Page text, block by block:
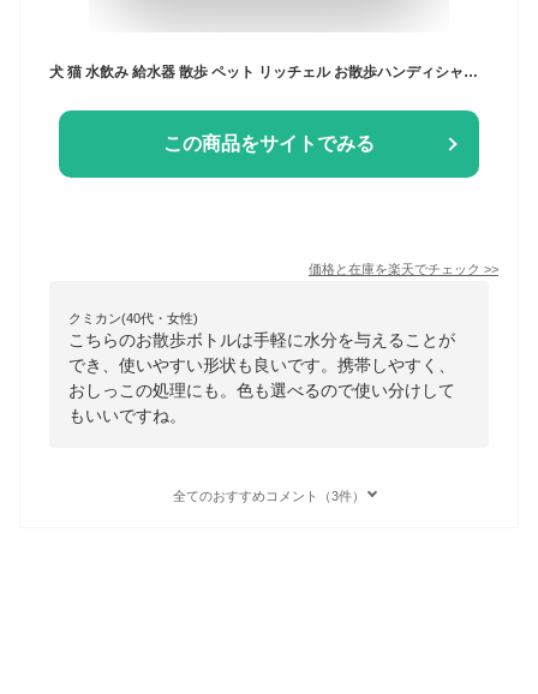
犬 猫 水飲み 給水器 散歩 ペット リッチェル お散歩ハンディシャワー S ペット 水分補給 給水 給水機 給水ボトル 携帯水筒 おしっこ マナー洗浄 シャワー お出かけ お出掛け お散歩 トイレエチケット 犬グッズ ペット用品
この商品をサイトでみる
価格と在庫を楽天でチェック >>
クミカン(40代・女性)
こちらのお散歩ボトルは手軽に水分を与えることが
でき、使いやすい形状も良いです。携帯しやすく、
おしっこの処理にも。色も選べるので使い分けして
もいいですね。
全てのおすすめコメント（3件）